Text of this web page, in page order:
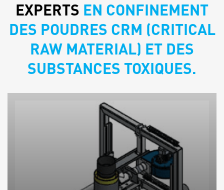
EXPERTS EN CONFINEMENT
DES POUDRES CRM (CRITICAL
RAW MATERIAL) ET DES
SUBSTANCES TOXIQUES.